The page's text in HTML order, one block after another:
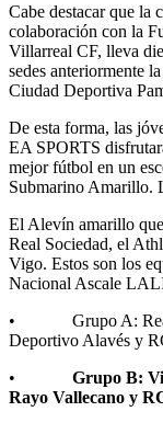
Cabe destacar que
colaboración con la
Villarreal CF, lleva
sedes anteriormente
Ciudad Deportiva
De esta forma, las
EA SPORTS
mejor fútbol en un
Submarino Amarillo.
El Alevín amarillo
Real Sociedad, el
Vigo. Estos son los
Nacional Ascale
• Grupo A: Real
Deportivo Alavés y
•
Grupo B:
Rayo Vallecano y